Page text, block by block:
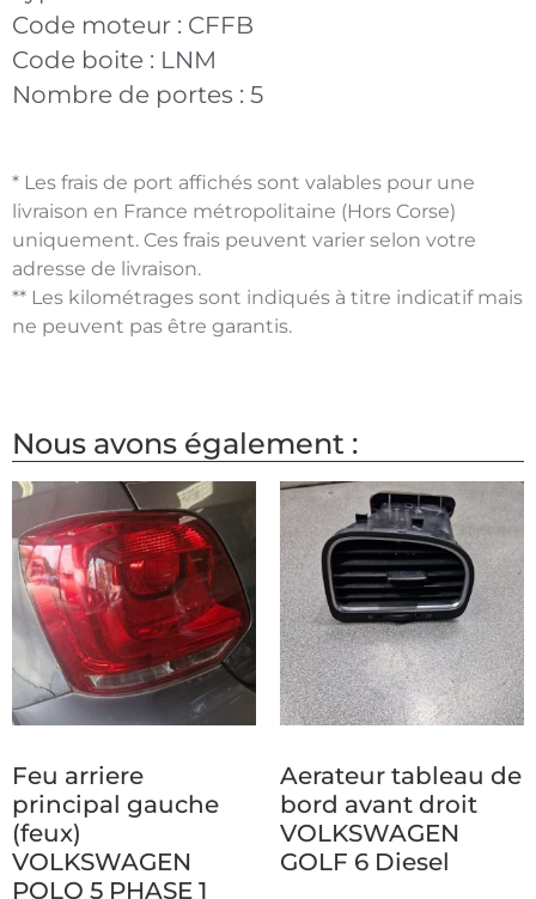
Code moteur : CFFB
Code boite : LNM
Nombre de portes : 5
* Les frais de port affichés sont valables pour une
livraison en France métropolitaine (Hors Corse)
uniquement. Ces frais peuvent varier selon votre
adresse de livraison.
** Les kilométrages sont indiqués à titre indicatif mais
ne peuvent pas être garantis.
Nous avons également :
Feu arriere
principal gauche
(feux)
VOLKSWAGEN
POLO 5 PHASE 1
Aerateur tableau de
bord avant droit
VOLKSWAGEN
GOLF 6 Diesel